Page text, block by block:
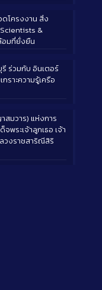
ดโครงงาน สิ่ง
Scientists &
อมที่ยั่งยืน
ร่วมกับ อินเตอร์
ราะความรู้เครือ
มวาร) แห่งการ
พระเจ้าลูกเธอ เจ้า
วงราชสาริณีสิริ